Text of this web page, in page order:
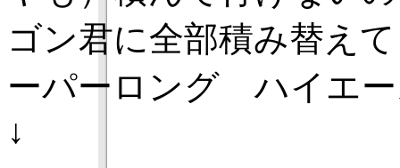
ゴン君に全部積み替え
ーパーロング ハイエー
↓